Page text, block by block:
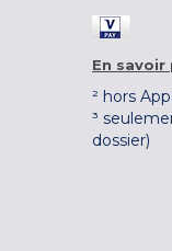
En savoir
² hors
³
dossier)